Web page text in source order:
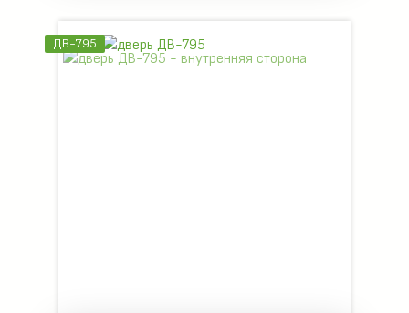
ДВ-795